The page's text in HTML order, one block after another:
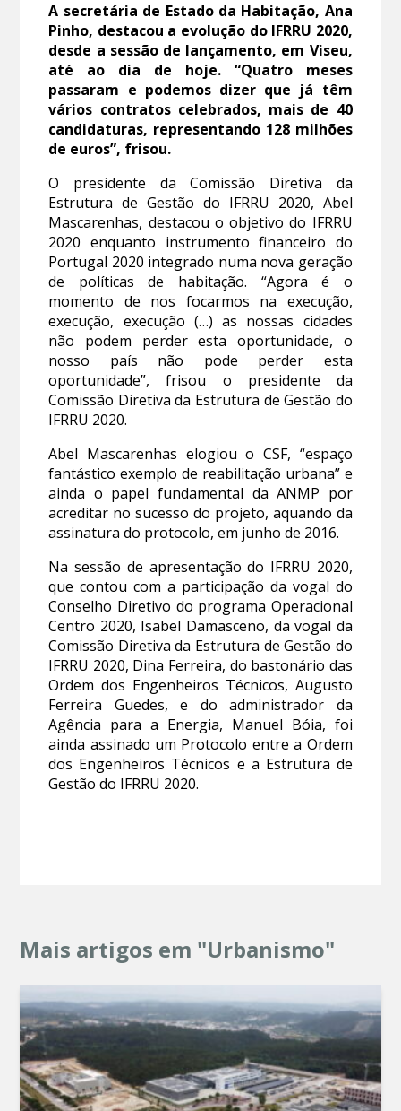
A secretária de Estado da Habitação, Ana
Pinho, destacou a evolução do IFRRU 2020,
desde a sessão de lançamento, em Viseu,
até ao dia de hoje. “Quatro meses
passaram e podemos dizer que já têm
vários contratos celebrados, mais de 40
candidaturas, representando 128 milhões
de euros”, frisou.
O presidente da Comissão Diretiva da
Estrutura de Gestão do IFRRU 2020, Abel
Mascarenhas, destacou o objetivo do IFRRU
2020 enquanto instrumento financeiro do
Portugal 2020 integrado numa nova geração
de políticas de habitação. “Agora é o
momento de nos focarmos na execução,
execução, execução (…) as nossas cidades
não podem perder esta oportunidade, o
nosso país não pode perder esta
oportunidade”, frisou o presidente da
Comissão Diretiva da Estrutura de Gestão do
IFRRU 2020.
Abel Mascarenhas elogiou o CSF, “espaço
fantástico exemplo de reabilitação urbana” e
ainda o papel fundamental da ANMP por
acreditar no sucesso do projeto, aquando da
assinatura do protocolo, em junho de 2016.
Na sessão de apresentação do IFRRU 2020,
que contou com a participação da vogal do
Conselho Diretivo do programa Operacional
Centro 2020, Isabel Damasceno, da vogal da
Comissão Diretiva da Estrutura de Gestão do
IFRRU 2020, Dina Ferreira, do bastonário das
Ordem dos Engenheiros Técnicos, Augusto
Ferreira Guedes, e do administrador da
Agência para a Energia, Manuel Bóia, foi
ainda assinado um Protocolo entre a Ordem
dos Engenheiros Técnicos e a Estrutura de
Gestão do IFRRU 2020.
Mais artigos em "Urbanismo"